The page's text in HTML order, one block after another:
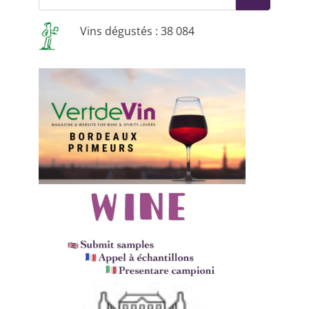
Vins dégustés : 38 084